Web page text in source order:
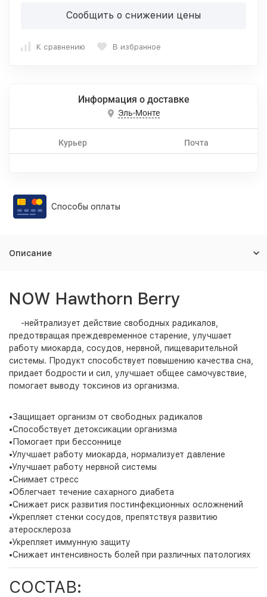
Сообщить о снижении цены
К сравнению В избранное
Информация о доставке
Эль-Монте
Курьер Почта
Способы оплаты
Описание
NOW Hawthorn Berry
-нейтрализует действие свободных радикалов,
предотвращая преждевременное старение, улучшает
работу миокарда, сосудов, нервной, пищеварительной
системы. Продукт способствует повышению качества сна,
придает бодрости и сил, улучшает общее самочувствие,
помогает выводу токсинов из организма.
•Защищает организм от свободных радикалов
•Способствует детоксикации организма
•Помогает при бессоннице
•Улучшает работу миокарда, нормализует давление
•Улучшает работу нервной системы
•Снимает стресс
•Облегчает течение сахарного диабета
•Снижает риск развития постинфекционных осложнений
•Укрепляет стенки сосудов, препятствуя развитию
атеросклероза
•Укрепляет иммунную защиту
•Снижает интенсивность болей при различных патологиях
СОСТАВ: